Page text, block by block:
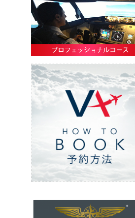
ご予約方法